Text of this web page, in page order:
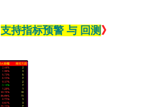
支持指标预警 与 回测 》